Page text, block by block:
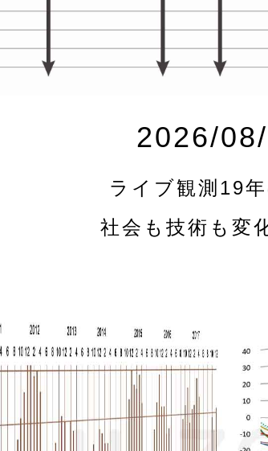
2026/
ライブ観測19年
社会も技術も変